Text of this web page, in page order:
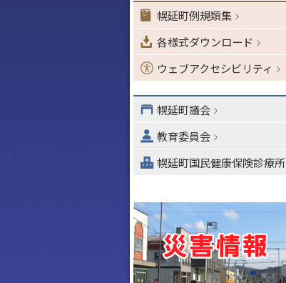
幌延町例規類集
各様式ダウンロード
ウェブアクセシビリティ
幌延町議会
教育委員会
幌延町国民健康保険診療所